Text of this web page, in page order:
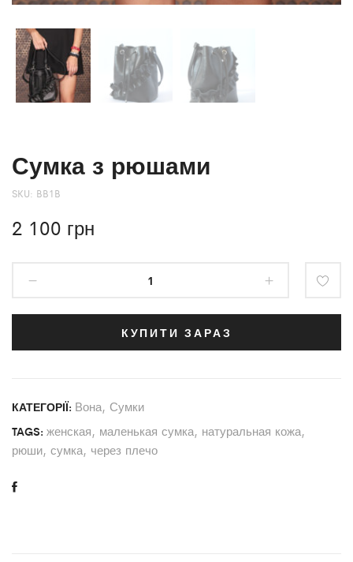
Сумка з рюшами
SKU: BB1B
2 100 грн
КУПИТИ ЗАРАЗ
КАТЕГОРІЇ: Вона, Сумки
TAGS: женская, маленькая сумка, натуральная кожа,
рюши, сумка, через плечо